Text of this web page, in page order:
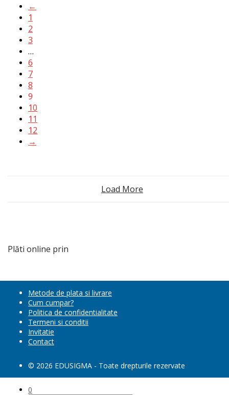
←
1
2
3
…
6
7
8
9
10
11
12
→
Load More
Plăti online prin
Metode de plata si livrare
Cum cumpar?
Politica de confidentialitate
Termeni si conditii
Invitatie
Contact
© 2026 EDUSIGMA - Toate drepturile rezervate
0